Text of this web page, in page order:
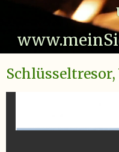
Schlüsseltresor,